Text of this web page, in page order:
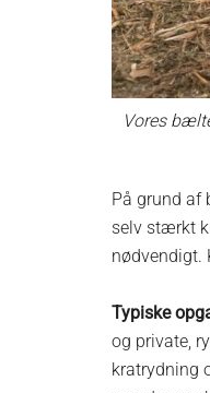
Vores
På grund af
selv stærkt
nødvendigt.
Typiske
og private,
kratrydning